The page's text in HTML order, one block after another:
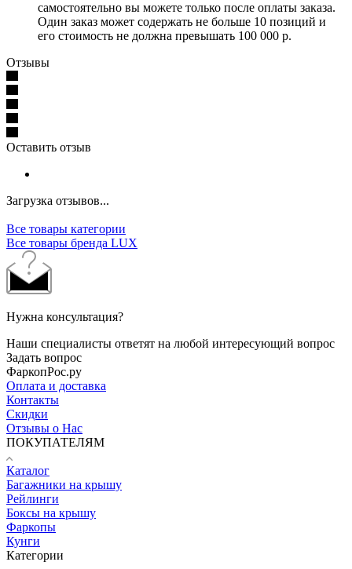
самостоятельно вы можете только после оплаты заказа.
Один заказ может содержать не больше 10 позиций и
его стоимость не должна превышать 100 000 р.
Отзывы
Оставить отзыв
Загрузка отзывов...
Все товары категории
Все товары бренда LUX
Нужна консультация?
Наши специалисты ответят на любой интересующий вопрос
Задать вопрос
ФаркопРос.ру
Оплата и доставка
Контакты
Скидки
Отзывы о Нас
ПОКУПАТЕЛЯМ
Каталог
Багажники на крышу
Рейлинги
Боксы на крышу
Фаркопы
Кунги
Категории